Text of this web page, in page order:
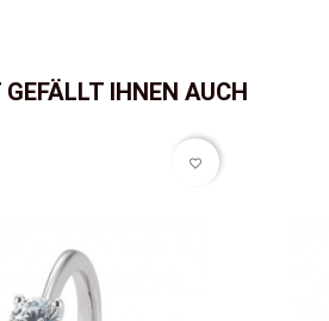
IHNEN AUCH
favorite_border